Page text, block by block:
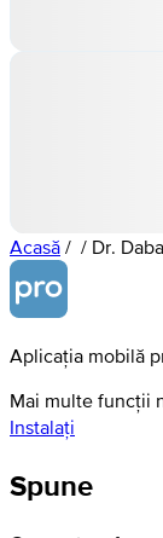
Acasă / / Dr.
Aplicația mobilă
Mai multe funcții
Instalați
Spune